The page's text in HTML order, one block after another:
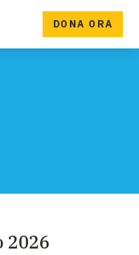
DONA ORA
2026